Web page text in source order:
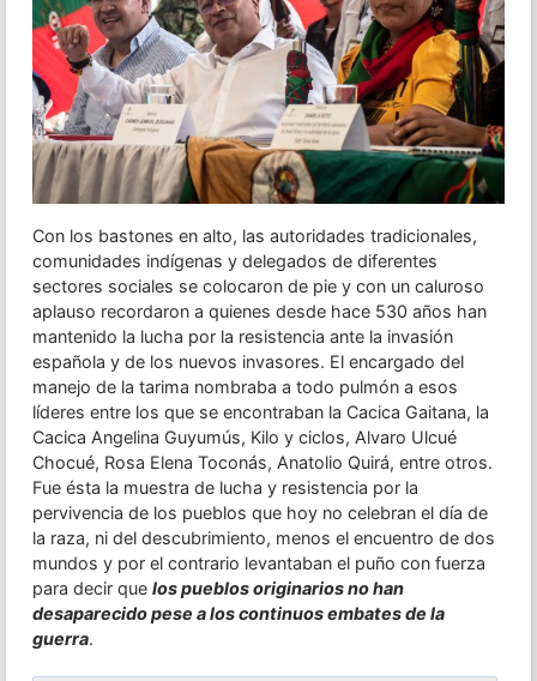
Con los bastones en alto, las autoridades tradicionales,
comunidades indígenas y delegados de diferentes
sectores sociales se colocaron de pie y con un caluroso
aplauso recordaron a quienes desde hace 530 años han
mantenido la lucha por la resistencia ante la invasión
española y de los nuevos invasores. El encargado del
manejo de la tarima nombraba a todo pulmón a esos
líderes entre los que se encontraban la Cacica Gaitana, la
Cacica Angelina Guyumús, Kilo y ciclos, Alvaro Ulcué
Chocué, Rosa Elena Toconás, Anatolio Quirá, entre otros.
Fue ésta la muestra de lucha y resistencia por la
pervivencia de los pueblos que hoy no celebran el día de
la raza, ni del descubrimiento, menos el encuentro de dos
mundos y por el contrario levantaban el puño con fuerza
para decir que los pueblos originarios no han
desaparecido pese a los continuos embates de la
guerra.